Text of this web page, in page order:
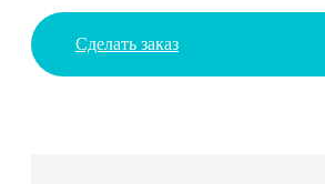
Сделать заказ